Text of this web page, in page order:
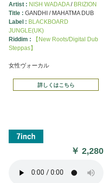
Artist : NISH WADADA/ BRIZION
Title : GANDHI / MAHATMA DUB
Label : BLACKBOARD
JUNGLE(UK)
Riddim :
【New Roots/Digital Dub
Steppas】
女性ヴォーカル
詳しくはこちら
￥2,280